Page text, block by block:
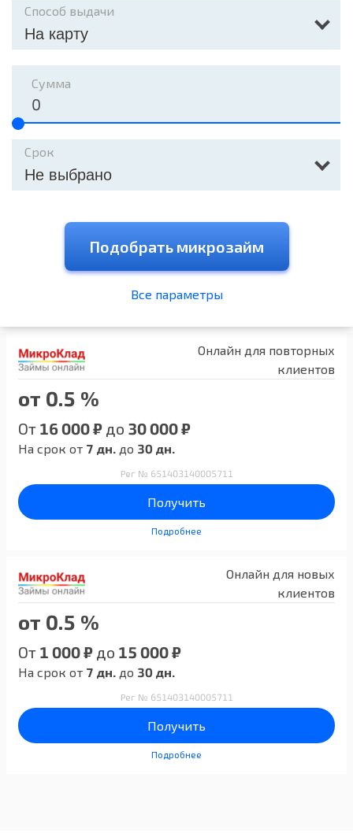
Способ выдачи
На карту
Сумма
Срок
Не выбрано
Подобрать микрозайм
Все параметры
Онлайн для повторных
клиентов
от 0.5 %
От 16 000 ₽ до 30 000 ₽
На срок от 7 дн. до 30 дн.
Рег № 651403140005711
Получить
Подробнее
Онлайн для новых
клиентов
от 0.5 %
От 1 000 ₽ до 15 000 ₽
На срок от 7 дн. до 30 дн.
Рег № 651403140005711
Получить
Подробнее